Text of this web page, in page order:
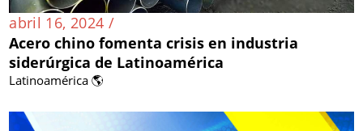
abril 16, 2024 /
Acero chino fomenta crisis en industria
siderúrgica de Latinoamérica
Latinoamérica 🌎